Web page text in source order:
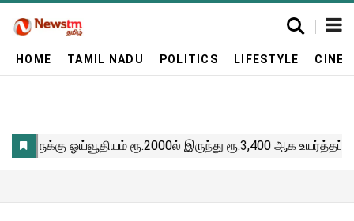
HOME TAMIL NADU POLITICS LIFESTYLE